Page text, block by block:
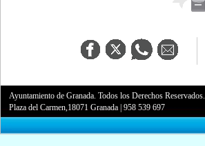
Ayuntamiento de Granada. Todos los Derechos Reservados.
Plaza del Carmen,18071 Granada |958 539 697